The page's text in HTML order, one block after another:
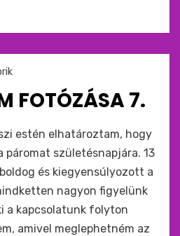
FOTÓZÁSA 7.
estén elhatároztam, hogy
páromat születésnapjára. 13
és kiegyensúlyozott a
nagyon figyelünk
a kapcsolatunk folyton
amivel meglephetném az